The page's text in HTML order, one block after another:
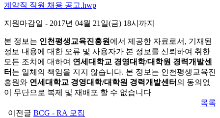
계약직 직원 채용 공고.hwp
지원마감일 - 2017년 04월 21일(금) 18시까지
본 정보는 인천평생교육진흥원 에서 제공한 자료로서, 기재된
정보 내용에 대한 오류 및 사용자가 본 정보를 신뢰하여 취한
모든 조치에 대하여 연세대학교 경영대학/대학원 경력개발센
터 는 일체의 책임을 지지 않습니다. 본 정보는 인천평생교육진
흥원와 연세대학교 경영대학/대학원 경력개발센터 의 동의없
이 무단으로 복제 및 재배포 할 수 없습니다
목록
이전글 BCG - RA 모집